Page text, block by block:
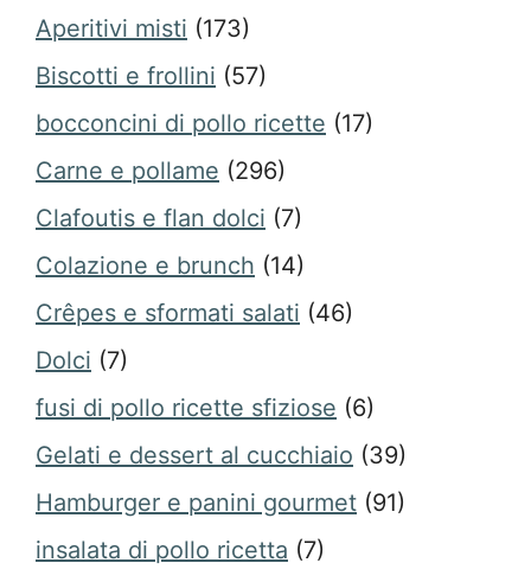
Aperitivi misti (173)
Biscotti e frollini (57)
bocconcini di pollo ricette (17)
Carne e pollame (296)
Clafoutis e flan dolci (7)
Colazione e brunch (14)
Crêpes e sformati salati (46)
Dolci (7)
fusi di pollo ricette sfiziose (6)
Gelati e dessert al cucchiaio (39)
Hamburger e panini gourmet (91)
insalata di pollo ricetta (7)